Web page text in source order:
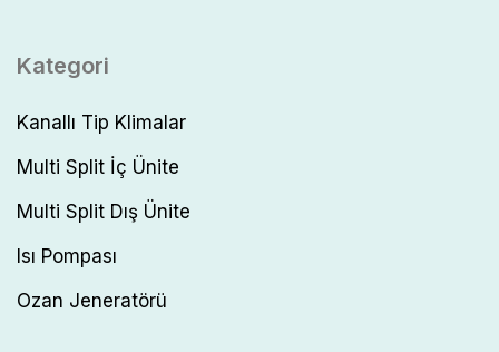
Kategori
Kanallı Tip Klimalar
Multi Split İç Ünite
Multi Split Dış Ünite
Isı Pompası
Ozan Jeneratörü